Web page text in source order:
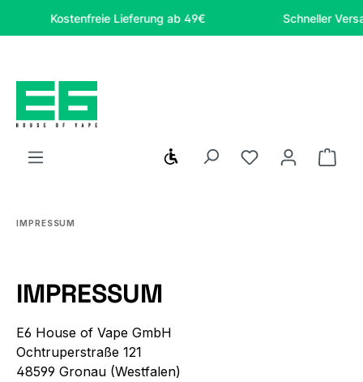
Zum Hauptinhalt springen
Kostenfreie Lieferung ab 49€ Schneller
Werkzeugleiste anzeigen
Du hast 0
IMPRESSUM
IMPRESSUM
E6 House of Vape GmbH
Ochtruperstraße 121
48599 Gronau (Westfalen)